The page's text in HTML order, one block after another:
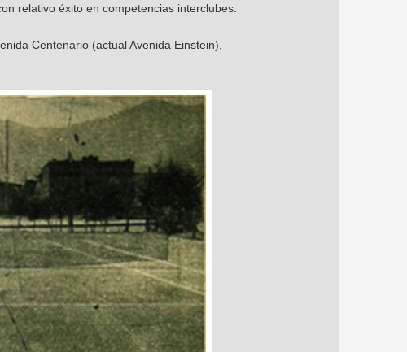
relativo éxito en competencias interclubes.
Centenario (actual Avenida Einstein),